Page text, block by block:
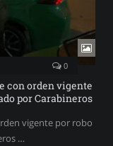
0
con orden vigente
por Carabineros
vigente por robo
…